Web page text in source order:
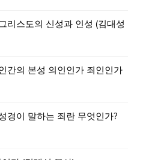
리스도의 신성과 인성 (김대성
간의 본성 의인인가 죄인인가
경이 말하는 죄란 무엇인가?